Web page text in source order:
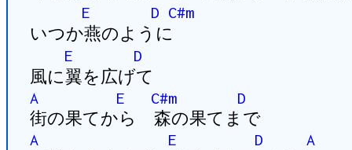
E
D C#m
いつか燕のように
E
D
風に翼を広げて
A
E C#m
D
街の果てから 森の果てまで
A
E D
A